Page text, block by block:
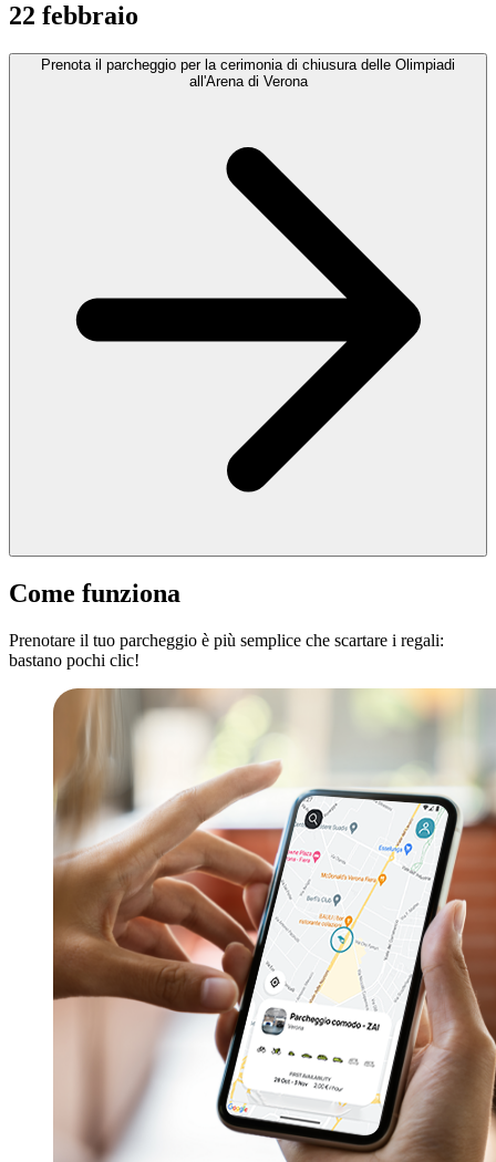
22 febbraio
Prenota il parcheggio per la cerimonia di chiusura delle Olimpiadi
all'Arena di Verona
Come funziona
Prenotare il tuo parcheggio è più semplice che scartare i regali:
bastano pochi clic!